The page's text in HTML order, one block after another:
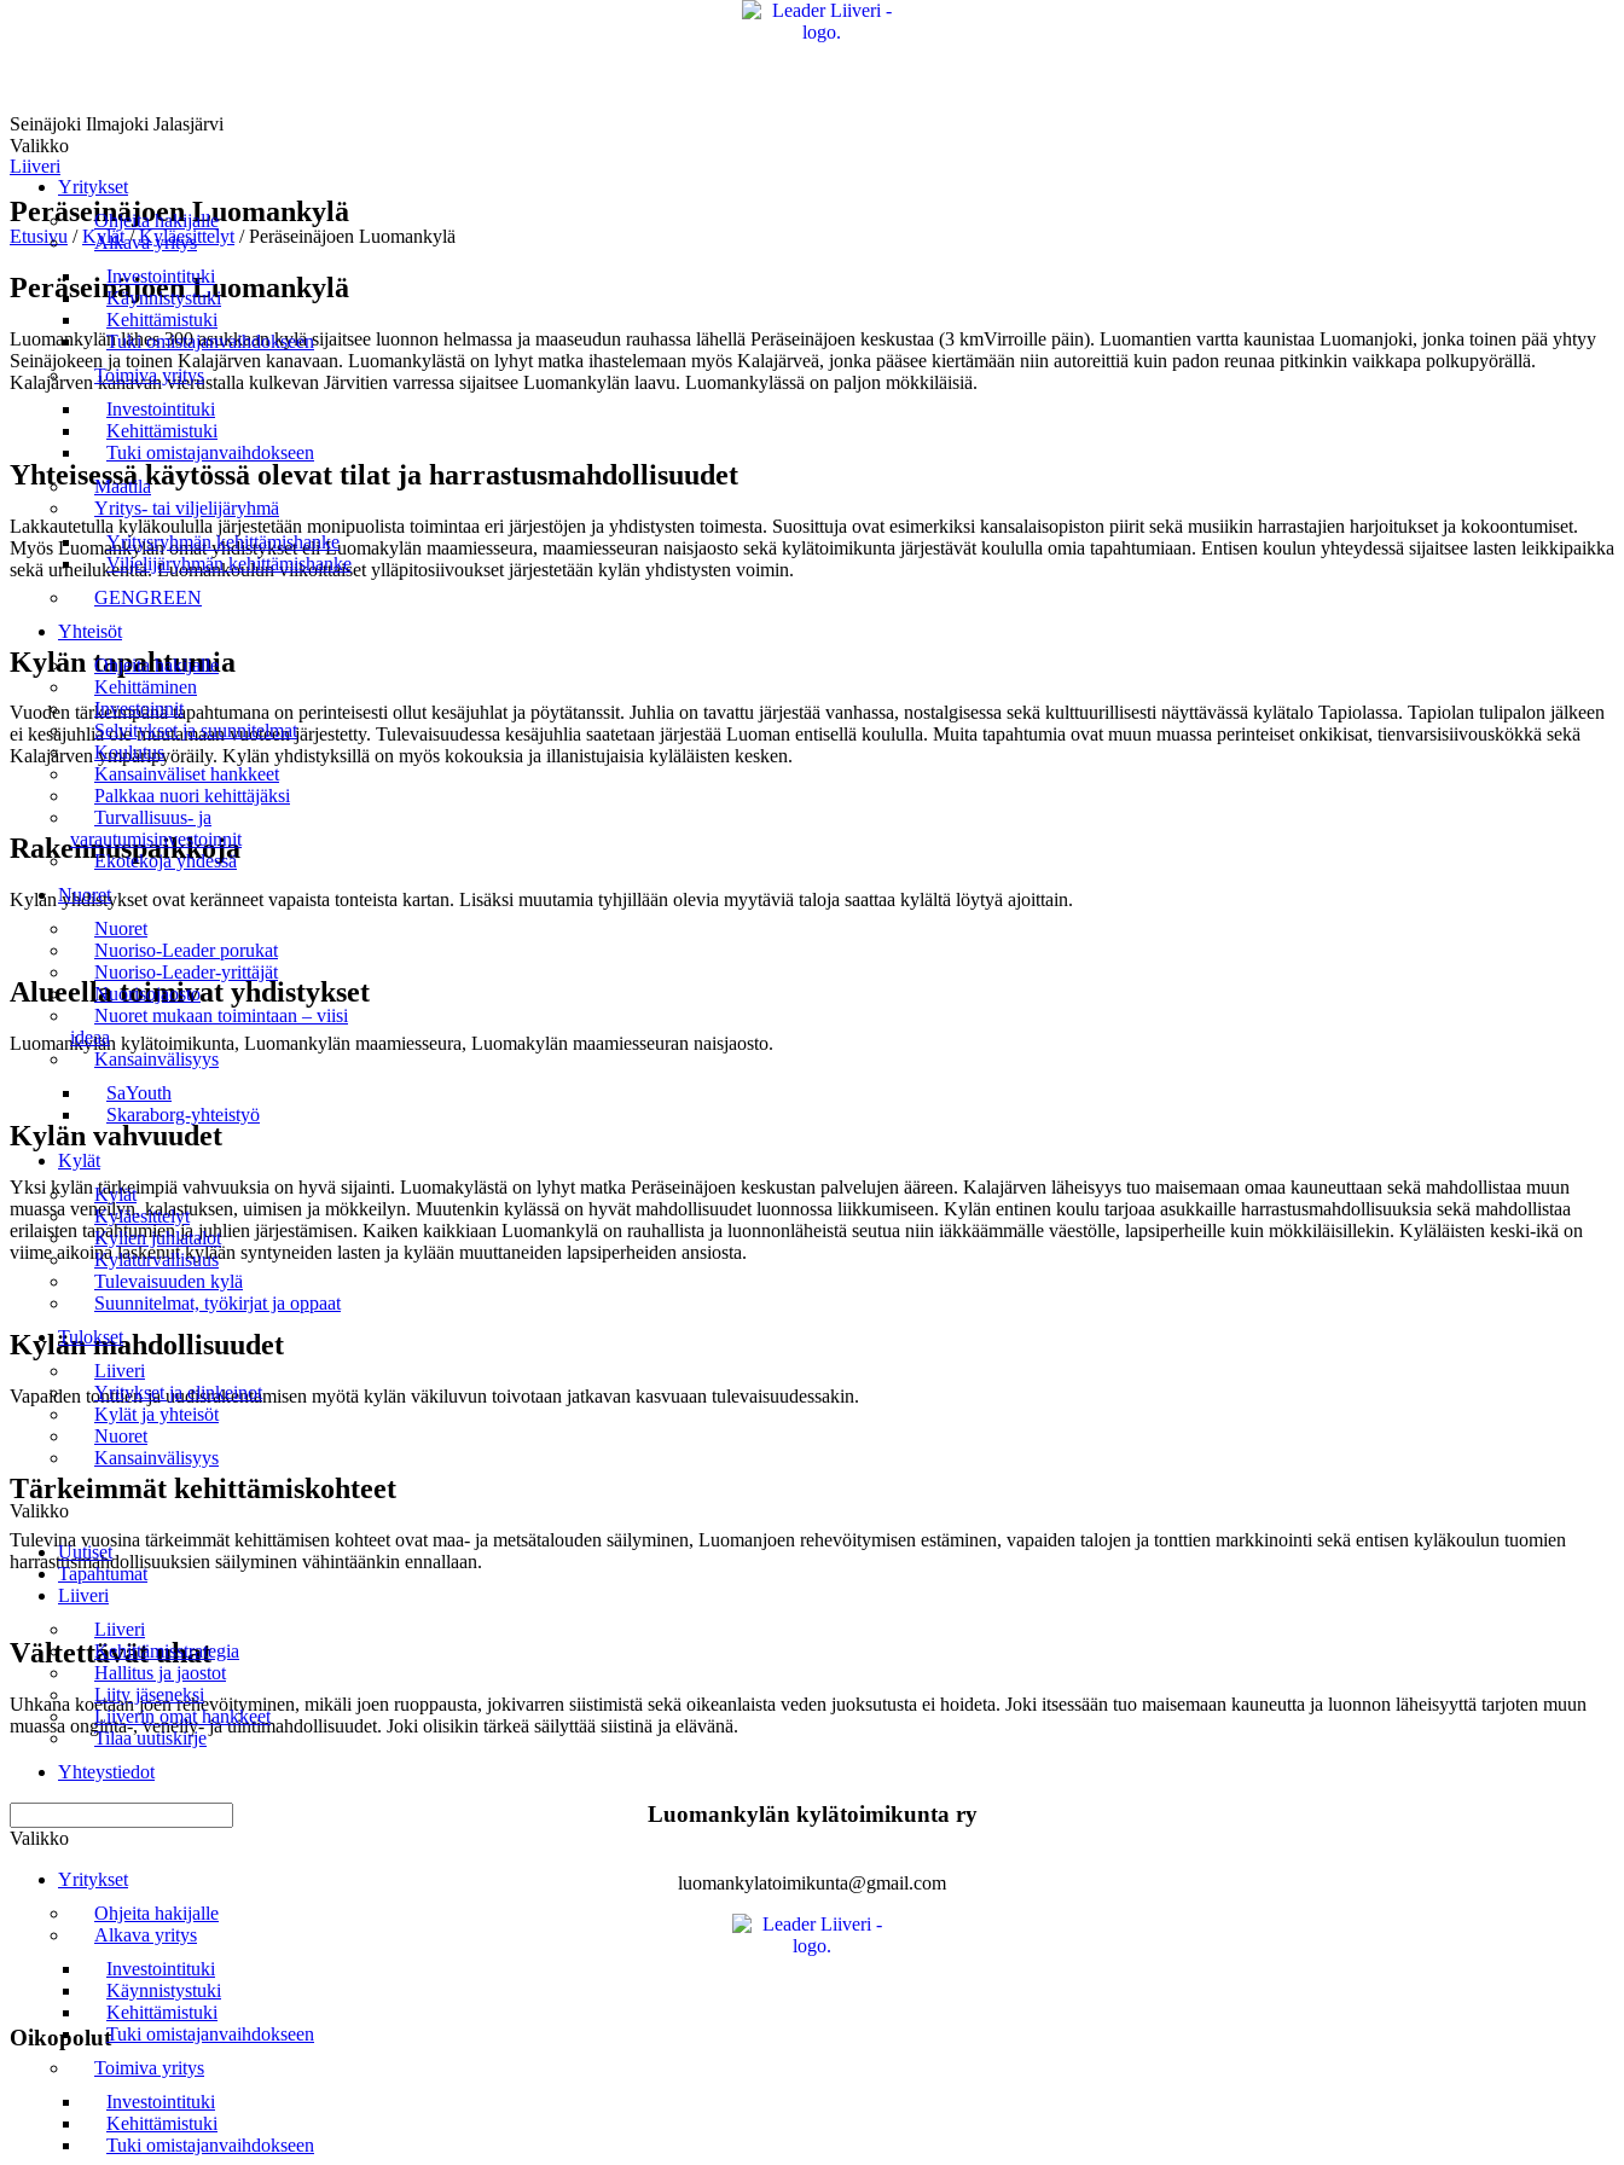
Liiveri
Seinäjoki Ilmajoki Jalasjärvi
Valikko
Yritykset
Ohjeita hakijalle
Alkava yritys
Investointituki
Käynnistystuki
Kehittämistuki
Tuki omistajanvaihdokseen
Toimiva yritys
Investointituki
Kehittämistuki
Tuki omistajanvaihdokseen
Maatila
Yritys- tai viljelijäryhmä
Yritysryhmän kehittämishanke
Viljelijäryhmän kehittämishanke
GENGREEN
Yhteisöt
Ohjeita hakijalle
Kehittäminen
Investoinnit
Selvitykset ja suunnitelmat
Koulutus
Kansainväliset hankkeet
Palkkaa nuori kehittäjäksi
Turvallisuus- ja
varautumisinvestoinnit
Ekotekoja yhdessä
Nuoret
Nuoret
Nuoriso-Leader porukat
Nuoriso-Leader-yrittäjät
Nuorisojaosto
Nuoret mukaan toimintaan – viisi
ideaa
Kansainvälisyys
SaYouth
Skaraborg-yhteistyö
Kylät
Kylät
Kyläesittelyt
Kylien juhlatalot
Kyläturvallisuus
Tulevaisuuden kylä
Suunnitelmat, työkirjat ja oppaat
Tulokset
Liiveri
Yritykset ja elinkeinot
Kylät ja yhteisöt
Nuoret
Kansainvälisyys
Valikko
Uutiset
Tapahtumat
Liiveri
Liiveri
Kehittämisstrategia
Hallitus ja jaostot
Liity jäseneksi
Liiverin omat hankkeet
Tilaa uutiskirje
Yhteystiedot
Valikko
Yritykset
Ohjeita hakijalle
Alkava yritys
Investointituki
Käynnistystuki
Kehittämistuki
Tuki omistajanvaihdokseen
Toimiva yritys
Investointituki
Kehittämistuki
Tuki omistajanvaihdokseen
Peräseinäjoen Luomankylä
Etusivu /Kylät/Kyläesittelyt /Peräseinäjoen Luomankylä
Peräseinäjoen Luomankylä
Luomankylän lähes 300 asukkaan kylä sijaitsee luonnon helmassa ja maaseudun rauhassa lähellä Peräseinäjoen keskustaa (3 kmVirroille päin). Luomantien vartta kaunistaa Luomanjoki, jonka toinen pää yhtyy
Seinäjokeen ja toinen Kalajärven kanavaan. Luomankylästä on lyhyt matka ihastelemaan myös Kalajärveä, jonka pääsee kiertämään niin autoreittiä kuin padon reunaa pitkinkin vaikkapa polkupyörällä.
Kalajärven kanavan vierustalla kulkevan Järvitien varressa sijaitsee Luomankylän laavu. Luomankylässä on paljon mökkiläisiä.
Yhteisessä käytössä olevat tilat ja harrastusmahdollisuudet
Lakkautetulla kyläkoululla järjestetään monipuolista toimintaa eri järjestöjen ja yhdistysten toimesta. Suosittuja ovat esimerkiksi kansalaisopiston piirit sekä musiikin harrastajien harjoitukset ja kokoontumiset.
Myös Luomankylän omat yhdistykset eli Luomakylän maamiesseura, maamiesseuran naisjaosto sekä kylätoimikunta järjestävät koululla omia tapahtumiaan. Entisen koulun yhteydessä sijaitsee lasten leikkipaikka
sekä urheilukenttä. Luomankoulun viikoittaiset ylläpitosiivoukset järjestetään kylän yhdistysten voimin.
Kylän tapahtumia
Vuoden tärkeimpänä tapahtumana on perinteisesti ollut kesäjuhlat ja pöytätanssit. Juhlia on tavattu järjestää vanhassa, nostalgisessa sekä kulttuurillisesti näyttävässä kylätalo Tapiolassa. Tapiolan tulipalon jälkeen
ei kesäjuhlia ole muutamaan vuoteen järjestetty. Tulevaisuudessa kesäjuhlia saatetaan järjestää Luoman entisellä koululla. Muita tapahtumia ovat muun muassa perinteiset onkikisat, tienvarsisiivouskökkä sekä
Kalajärven ympäripyöräily. Kylän yhdistyksillä on myös kokouksia ja illanistujaisia kyläläisten kesken.
Rakennuspaikkoja
Kylän yhdistykset ovat keränneet vapaista tonteista kartan. Lisäksi muutamia tyhjillään olevia myytäviä taloja saattaa kylältä löytyä ajoittain.
Alueella toimivat yhdistykset
Luomankylän kylätoimikunta, Luomankylän maamiesseura, Luomakylän maamiesseuran naisjaosto.
Kylän vahvuudet
Yksi kylän tärkeimpiä vahvuuksia on hyvä sijainti. Luomakylästä on lyhyt matka Peräseinäjoen keskustan palvelujen ääreen. Kalajärven läheisyys tuo maisemaan omaa kauneuttaan sekä mahdollistaa muun
muassa veneilyn, kalastuksen, uimisen ja mökkeilyn. Muutenkin kylässä on hyvät mahdollisuudet luonnossa liikkumiseen. Kylän entinen koulu tarjoaa asukkaille harrastusmahdollisuuksia sekä mahdollistaa
erilaisten tapahtumien ja juhlien järjestämisen. Kaiken kaikkiaan Luomankylä on rauhallista ja luonnonläheistä seutua niin iäkkäämmälle väestölle, lapsiperheille kuin mökkiläisillekin. Kyläläisten keski-ikä on
viime aikoina laskenut kylään syntyneiden lasten ja kylään muuttaneiden lapsiperheiden ansiosta.
Kylän mahdollisuudet
Vapaiden tonttien ja uudisrakentamisen myötä kylän väkiluvun toivotaan jatkavan kasvuaan tulevaisuudessakin.
Tärkeimmät kehittämiskohteet
Tulevina vuosina tärkeimmät kehittämisen kohteet ovat maa- ja metsätalouden säilyminen, Luomanjoen rehevöitymisen estäminen, vapaiden talojen ja tonttien markkinointi sekä entisen kyläkoulun tuomien
harrastusmahdollisuuksien säilyminen vähintäänkin ennallaan.
Vältettävät uhat
Uhkana koetaan joen rehevöityminen, mikäli joen ruoppausta, jokivarren siistimistä sekä oikeanlaista veden juoksutusta ei hoideta. Joki itsessään tuo maisemaan kauneutta ja luonnon läheisyyttä tarjoten muun
muassa onginta-, veneily- ja uintimahdollisuudet. Joki olisikin tärkeä säilyttää siistinä ja elävänä.
Luomankylän kylätoimikunta ry
luomankylatoimikunta@gmail.com
Oikopolut